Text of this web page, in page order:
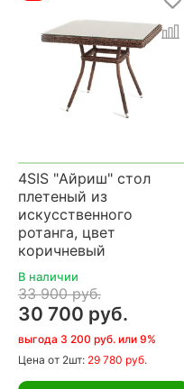
4SIS "Айриш" стол
плетеный из
искусственного
ротанга, цвет
коричневый
В наличии
33 900 руб.
30 700 руб.
выгода 3 200 руб. или 9%
Цена от 2шт: 29 780 руб.